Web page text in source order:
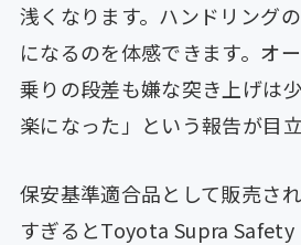
浅くなります。ハンドリング
になるのを体感できます。オ
乗りの段差も嫌な突き上げは
楽になった」という報告が目立
保安基準適合品として販売さ
すぎるとToyota Supra Safety